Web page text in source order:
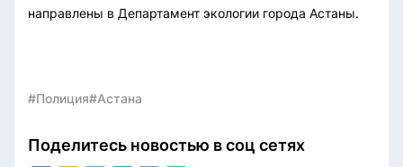
направлены в Департамент экологии города Астаны.
#Полиция#Астана
Поделитесь новостью в соц сетях